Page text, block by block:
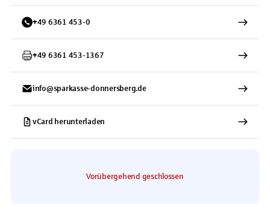
+49 6361 453-0
+49 6361 453-1367
info@sparkasse-donnersberg.de
vCard herunterladen
Vorübergehend geschlossen